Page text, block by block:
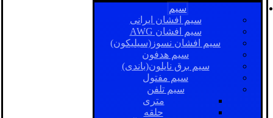
سیم
سیم افشان ایرانی
سیم افشان AWG
سیم افشان نسوز(سیلیکون)
سیم هدفون
سیم برق نایلون(باندی)
سیم مفتول
سیم تلفن
متری
حلقه